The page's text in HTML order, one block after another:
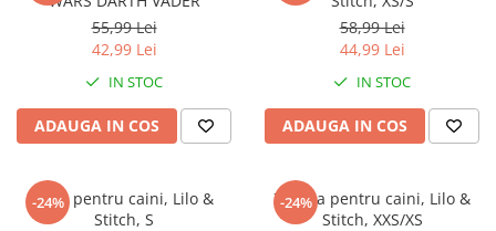
55,99 Lei
42,99 Lei
IN STOC
ADAUGA IN COS
58,99 Lei
44,99 Lei
IN STOC
ADAUGA IN COS
-24%
Lesa pentru caini, Lilo &
Stitch, S
-24%
Zgarda pentru caini, Lilo &
Stitch, XXS/XS